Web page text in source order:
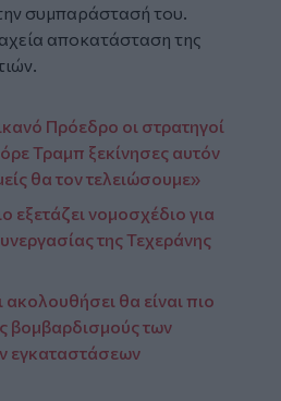
συμπαράστασή του.
αποκατάσταση της
Πρόεδρο οι στρατηγοί
Τραμπ ξεκίνησες αυτόν
θα τον τελειώσουμε»
εξετάζει νομοσχέδιο για
της Τεχεράνης
θα είναι πιο
βομβαρδισμούς των
εγκαταστάσεων